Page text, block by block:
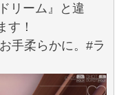
リーム』と違
す！
手柔らかに。#ラ